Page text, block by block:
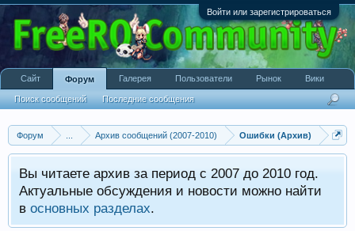
Войти или зарегистрироваться
Форум Архив сообщений (2007-2010) Ошибки (Архив)
Вы читаете архив за период с 2007 до 2010 год.
Актуальные обсуждения и новости можно найти
в основных разделах.
Сайт Форум
Поиск сообщений Последние сообщения
Галерея Пользователи Рынок Вики